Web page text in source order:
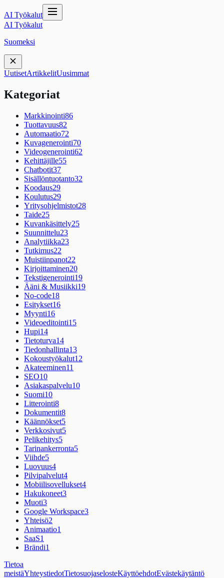
AI Työkalut
AI Työkalut
Suomeksi
UutisetArtikkelitUusimmat
Kategoriat
Markkinointi86
Tuottavuus82
Automaatio72
Kuvagenerointi70
Videogenerointi62
Kehittäjille55
Chatbotit37
Sisällöntuotanto32
Koodaus29
Koulutus29
Yritysohjelmistot28
Taide25
Kuvankäsittely25
Suunnittelu23
Analytiikka23
Tutkimus22
Muistiinpanot22
Kirjoittaminen20
Tekstigenerointi19
Ääni & Musiikki19
No-code18
Esitykset16
Myynti16
Videoeditointi15
Hupi14
Tietoturva14
Tiedonhallinta13
Kokoustyökalut12
Akateeminen11
SEO10
Asiakaspalvelu10
Suomi10
Litterointi8
Dokumentit8
Käännökset5
Verkkosivut5
Pelikehitys5
Tarinankerronta5
Viihde5
Luovuus4
Pilvipalvelut4
Mobiilisovellukset4
Hakukoneet3
Muoti3
Google Workspace3
Yhteisö2
Animaatio1
SaaS1
Brändi1
Tietoa
meistäYhteystiedotTietosuojaselosteKäyttöehdotEvästekäytäntö